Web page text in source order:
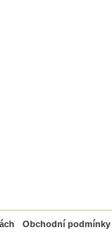
Obchodní podmínky
PayPal